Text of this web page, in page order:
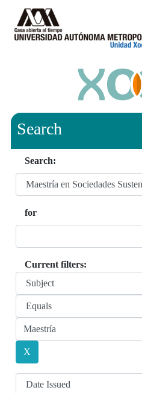
Search
Search:
for
Current filters: